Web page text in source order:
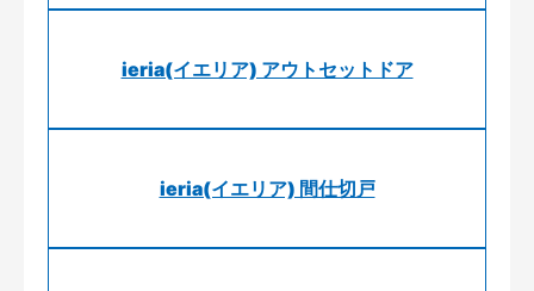
ieria(イエリア) アウトセットドア
ieria(イエリア) 間仕切戸